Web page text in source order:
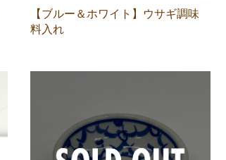
【ブルー＆ホワイト】ウサギ調味
料入れ